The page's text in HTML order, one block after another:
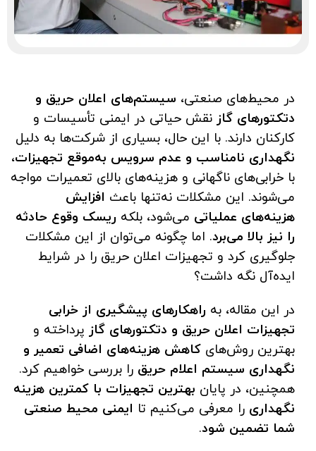
در محیط‌های صنعتی، سیستم‌های اعلان حریق و
دتکتورهای گاز نقش حیاتی در ایمنی تأسیسات و
کارکنان دارند. با این حال، بسیاری از شرکت‌ها به دلیل
نگهداری نامناسب و عدم سرویس به‌موقع تجهیزات،
با خرابی‌های ناگهانی و هزینه‌های بالای تعمیرات مواجه
می‌شوند. این مشکلات نه‌تنها باعث افزایش
هزینه‌های عملیاتی می‌شود، بلکه ریسک وقوع حادثه
را نیز بالا می‌برد. اما چگونه می‌توان از این مشکلات
جلوگیری کرد و تجهیزات اعلان حریق را در شرایط
ایده‌آل نگه داشت؟
در این مقاله، به راهکارهای پیشگیری از خرابی
تجهیزات اعلان حریق و دتکتورهای گاز پرداخته و
بهترین روش‌های کاهش هزینه‌های اضافی تعمیر و
نگهداری سیستم اعلام حریق را بررسی خواهیم کرد.
همچنین، در پایان بهترین تجهیزات با کمترین هزینه
نگهداری را معرفی می‌کنیم تا ایمنی محیط صنعتی
شما تضمین شود.